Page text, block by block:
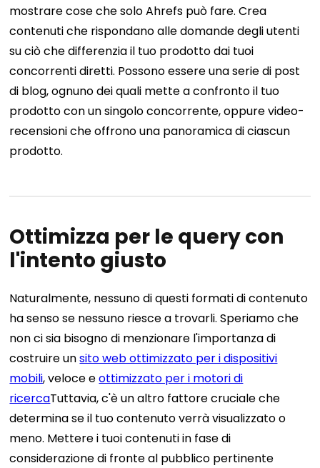
mostrare cose che solo Ahrefs può fare. Crea
contenuti che rispondano alle domande degli utenti
su ciò che differenzia il tuo prodotto dai tuoi
concorrenti diretti. Possono essere una serie di post
di blog, ognuno dei quali mette a confronto il tuo
prodotto con un singolo concorrente, oppure video-
recensioni che offrono una panoramica di ciascun
prodotto.
Ottimizza per le query con
l'intento giusto
Naturalmente, nessuno di questi formati di contenuto
ha senso se nessuno riesce a trovarli. Speriamo che
non ci sia bisogno di menzionare l'importanza di
costruire unsito web ottimizzato per i dispositivi
mobili, veloce eottimizzato per i motori di
ricercaTuttavia, c'è un altro fattore cruciale che
determina se il tuo contenuto verrà visualizzato o
meno. Mettere i tuoi contenuti in fase di
considerazione di fronte al pubblico pertinente